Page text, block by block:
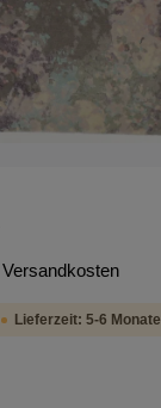
Lieferzeit: 5-6 Monate